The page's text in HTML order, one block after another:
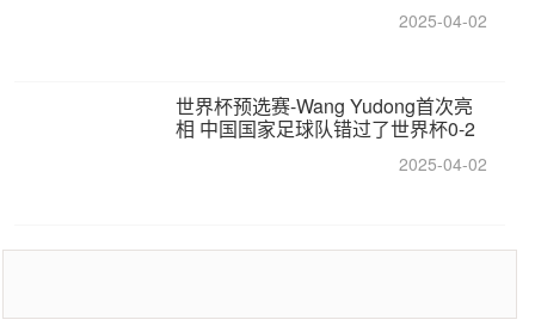
2025-04-02
世界杯预选赛-Wang Yudong首次亮
相 中国国家足球队错过了世界杯0-2
2025-04-02